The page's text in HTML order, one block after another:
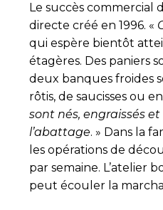
Le succès commercial
directe créé en 1996. «
qui espère bientôt
étagères. Des paniers
deux banques froides
rôtis, de saucisses ou
sont nés, engraissés
l’abattage. » Dans la
les opérations de
par semaine. L’atelier
peut écouler la